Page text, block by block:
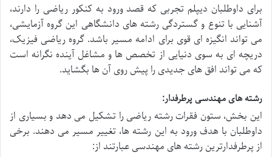
برای داوطلبان دیپلم تجربی که قصد ورود به کنکور ریاضی را دارند،
آشنایی با تنوع و گستردگی رشته های دانشگاهی این گروه آزمایشی،
می تواند انگیزه ای قوی برای ادامه مسیر باشد. گروه ریاضی فیزیک،
دریچه ای به سوی دنیایی از تخصص ها و مشاغل آینده نگرانه است
که می تواند افق های جدیدی را پیش روی آن ها بگشاید.
رشته های مهندسی پرطرفدار:
این بخش، ستون فقرات رشته ریاضی را تشکیل می دهد و بسیاری از
داوطلبان با هدف ورود به این رشته ها، تغییر مسیر می دهند. برخی
از پرطرفدارترین رشته های مهندسی عبارتند از: